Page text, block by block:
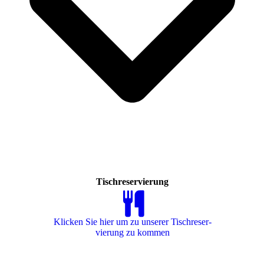
Tischreservierung
Klicken Sie hier um zu unserer Tisch­re­ser­
vie­rung zu kommen